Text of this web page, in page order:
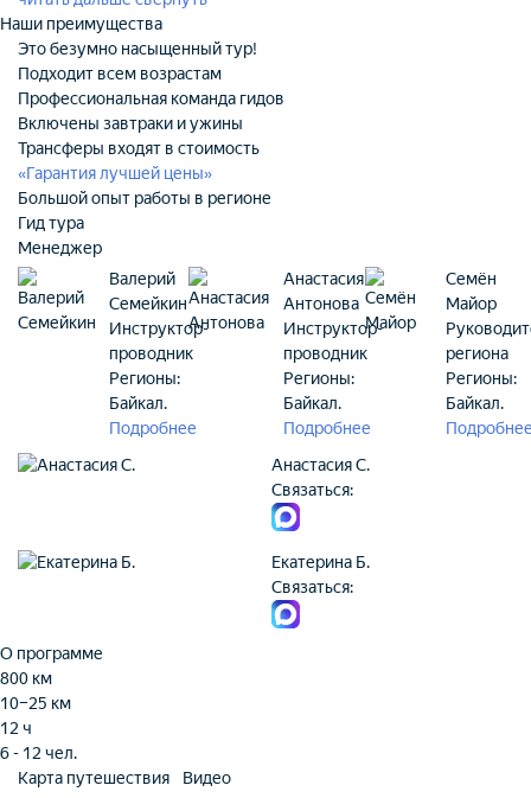
Наши преимущества
Это безумно насыщенный тур!
Подходит всем возрастам
Профессиональная команда гидов
Включены завтраки и ужины
Трансферы входят в стоимость
«Гарантия лучшей цены»
Большой опыт работы в регионе
Гид тура
Менеджер
Валерий
Семейкин
Инструктор-
проводник
Регионы:
Байкал.
Подробнее
Анастасия
Антонова
Инструктор-
проводник
Регионы:
Байкал.
Подробнее
Семён
Майор
региона
Регионы:
Байкал.
Анастасия С.
Связаться:
Екатерина Б.
Связаться:
О программе
800 км
10–25 км
12 ч
6 - 12 чел.
Карта путешествия
Видео